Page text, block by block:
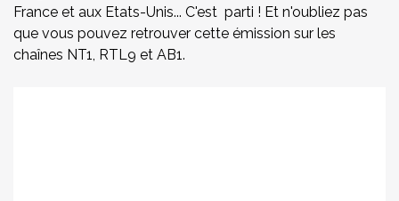
France et aux Etats-Unis... C'est parti ! Et n'oubliez pas
que vous pouvez retrouver cette émission sur les
chaînes NT1, RTL9 et AB1.